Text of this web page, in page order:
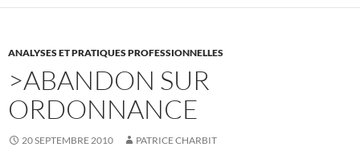
o
e
ANALYSES ET PRATIQUES PROFESSIONNELLES
>ABANDON SUR
ORDONNANCE
20 SEPTEMBRE 2010 PATRICE CHARBIT